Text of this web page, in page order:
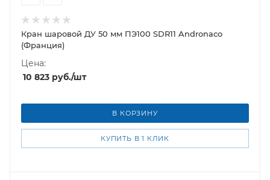
Кран шаровой ДУ 50 мм ПЭ100 SDR11 Andronaco
(Франция)
Цена:
10 823 руб./шт
В КОРЗИНУ
КУПИТЬ В 1 КЛИК